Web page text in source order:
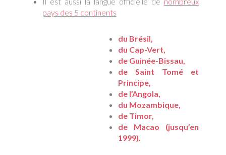
pays des 5 continents
du Brésil,
du Cap-Vert,
de Guinée-Bissau,
de Saint Tomé et
Principe,
de l’Angola,
du Mozambique,
de Timor,
de Macao (jusqu’en
1999).